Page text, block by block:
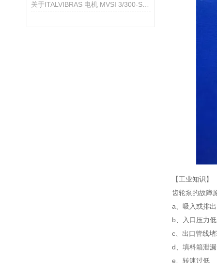
关于ITALVIBRAS 电机 MVSI 3/300-S02的产品介绍
【工业知识】
齿轮泵的故障
a、吸入或排
b、入口压力
c、出口管线
d、填料箱泄
e、转速过低